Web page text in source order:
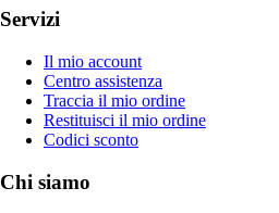
Servizi
Il mio account
Centro assistenza
Traccia il mio ordine
Restituisci il mio ordine
Codici sconto
Chi siamo